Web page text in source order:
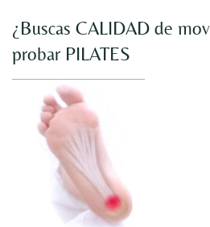
¿Buscas CALIDAD de
probar PILATES